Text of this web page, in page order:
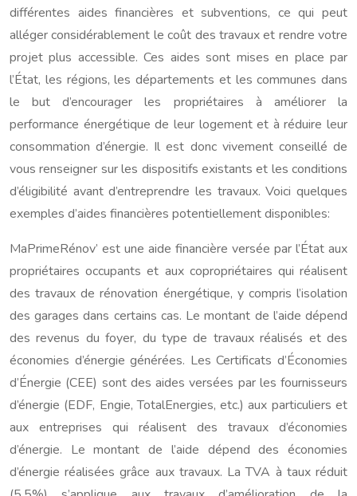
différentes aides financières et subventions, ce qui peut
alléger considérablement le coût des travaux et rendre votre
projet plus accessible. Ces aides sont mises en place par
l’État, les régions, les départements et les communes dans
le but d’encourager les propriétaires à améliorer la
performance énergétique de leur logement et à réduire leur
consommation d’énergie. Il est donc vivement conseillé de
vous renseigner sur les dispositifs existants et les conditions
d’éligibilité avant d’entreprendre les travaux. Voici quelques
exemples d’aides financières potentiellement disponibles:
MaPrimeRénov’ est une aide financière versée par l’État aux
propriétaires occupants et aux copropriétaires qui réalisent
des travaux de rénovation énergétique, y compris l’isolation
des garages dans certains cas. Le montant de l’aide dépend
des revenus du foyer, du type de travaux réalisés et des
économies d’énergie générées. Les Certificats d’Économies
d’Énergie (CEE) sont des aides versées par les fournisseurs
d’énergie (EDF, Engie, TotalEnergies, etc.) aux particuliers et
aux entreprises qui réalisent des travaux d’économies
d’énergie. Le montant de l’aide dépend des économies
d’énergie réalisées grâce aux travaux. La TVA à taux réduit